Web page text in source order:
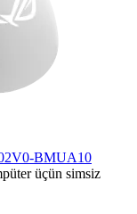
BMUA10
üçün simsiz